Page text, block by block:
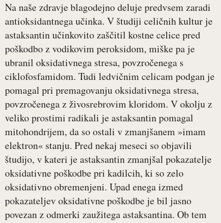
Na naše zdravje blagodejno deluje predvsem zaradi
antioksidantnega učinka. V študiji celičnih kultur je
astaksantin učinkovito zaščitil kostne celice pred
poškodbo z vodikovim peroksidom, miške pa je
ubranil oksidativnega stresa, povzročenega s
ciklofosfamidom. Tudi ledvičnim celicam podgan je
pomagal pri premagovanju oksidativnega stresa,
povzročenega z živosrebrovim kloridom. V okolju z
veliko prostimi radikali je astaksantin pomagal
mitohondrijem, da so ostali v zmanjšanem »imam
elektron« stanju. Pred nekaj meseci so objavili
študijo, v kateri je astaksantin zmanjšal pokazatelje
oksidativne poškodbe pri kadilcih, ki so zelo
oksidativno obremenjeni. Upad enega izmed
pokazateljev oksidativne poškodbe je bil jasno
povezan z odmerki zaužitega astaksantina. Ob tem